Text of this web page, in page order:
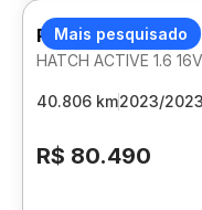
Mais pesquisado
PEUGEOT 208
HATCH ACTIVE 1.6
40.806 km2023/2023
R$ 80.490